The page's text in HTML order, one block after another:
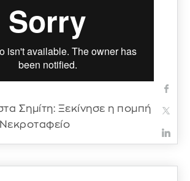
Σημίτη: Ξεκίνησε η πομπή